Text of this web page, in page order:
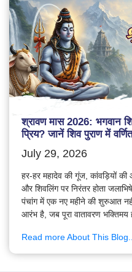
श्रावण मास 2026: भगवान
प्रिय? जानें शिव पुराण में
July 29, 2026
हर-हर महादेव की गूंज, कांवड़ियों
और शिवलिंग पर निरंतर होता
पंचांग में एक नए महीने की शुरुआत
आरंभ है, जब पूरा वातावरण भक्तिमय
Read more About This Blog...